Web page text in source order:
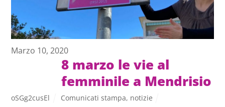
Marzo 10, 2020
8 marzo le vie al
femminile a Mendrisio
oSGg2cusEl Comunicati stampa, notizie